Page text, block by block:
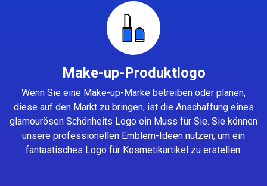
Make-up-Produktlogo
Wenn Sie eine Make-up-Marke betreiben oder planen,
diese auf den Markt zu bringen, ist die Anschaffung eines
glamourösen Schönheits Logo ein Muss für Sie. Sie können
unsere professionellen Emblem-Ideen nutzen, um ein
fantastisches Logo für Kosmetikartikel zu erstellen.